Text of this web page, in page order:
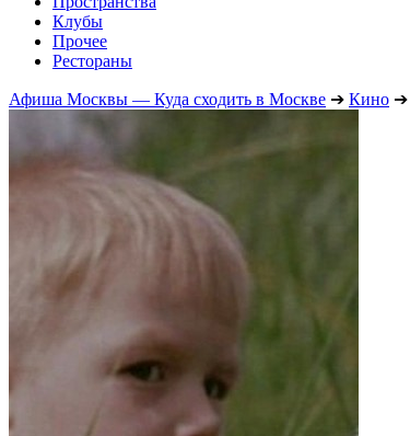
Клубы
Прочее
Рестораны
Афиша Москвы — Куда сходить в Москве ➔ Кино ➔